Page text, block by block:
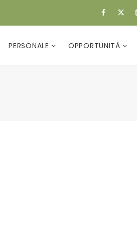
PERSONALE OPPORTUNITÀ